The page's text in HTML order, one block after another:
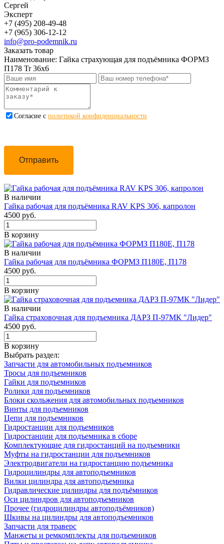
Сергей
Эксперт
+7 (495) 208-49-48
+7 (965) 306-12-12
info@pro-podemnik.ru
Заказать товар
Наименование: Гайка страхующая для подъёмника ФОРМЗ
П178 Tr 36x6
Cогласие с политикой конфиденциальности
Отправить
В наличии
Гайка рабочая для подъёмника RAV KPS 306, капролон
4500 руб.
В корзину
В наличии
Гайка рабочая для подъёмника ФОРМЗ П180Е, П178
4500 руб.
В корзину
В наличии
Гайка страховочная для подъемника ДАРЗ П-97МК "Лидер"
4500 руб.
В корзину
Выбрать раздел:
Запчасти для автомобильных подъемников
Тросы для подъемников
Гайки для подъемников
Ролики для подъемников
Блоки скольжения для автомобильных подъемников
Винты для подъемников
Цепи для подъемников
Гидростанции для подъемников
Гидростанции для подъемника в сборе
Комплектующие для гидростанций на подъемники
Муфты на гидростанции для подъемников
Электродвигатели на гидростанцию подъемника
Гидроцилиндры для автоподъемников
Вилки цилиндра для автоподъемника
Гидравлические цилиндры для подъёмников
Оси цилиндров для автоподъемников
Прочее (гидроцилиндры автоподъёмников)
Шкивы на цилиндры для автоподъемников
Запчасти для траверс
Манжеты и ремкомплекты для подъемников